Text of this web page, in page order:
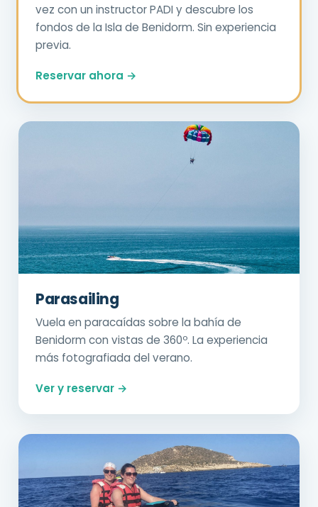
vez con un instructor PADI y descubre los
fondos de la Isla de Benidorm. Sin experiencia
previa.
Reservar ahora →
Parasailing
Vuela en paracaídas sobre la bahía de
Benidorm con vistas de 360º. La experiencia
más fotografiada del verano.
Ver y reservar →